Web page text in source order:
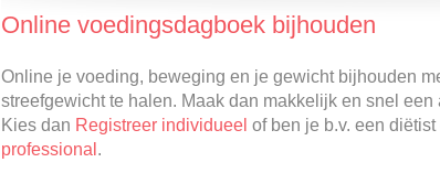
Online voedingsdagboek bijhouden
Online je voeding, beweging en je gewicht bijhouden
streefgewicht te halen. Maak dan makkelijk en snel
Kies dan Registreer individueel of ben je b.v. een
professional .